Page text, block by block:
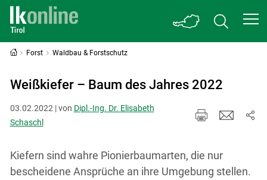
Forst Waldbau & Forstschutz
Weißkiefer – Baum des Jahres 2022
03.02.2022 | von Dipl.-Ing. Dr. Elisabeth
Schaschl
Kiefern sind wahre Pionierbaumarten, die nur
bescheidene Ansprüche an ihre Umgebung stellen.